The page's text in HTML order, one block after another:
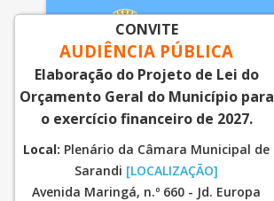
Você está aqui: Página Principal
CONVITE
AUDIÊNCIA PÚBLICA
Elaboração do Projeto de Lei do
Orçamento Geral do Município para
o exercício financeiro de 2027.
Local: Plenário da Câmara Municipal de
Sarandi [LOCALIZAÇÃO]
Avenida Maringá, n.º 660 - Jd. Europa